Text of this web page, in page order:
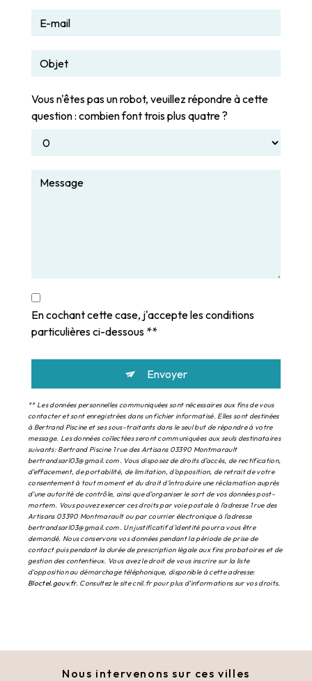
Vous n'êtes pas un robot, veuillez répondre à cette
question : combien font trois plus quatre ?
En cochant cette case, j'accepte les conditions
particulières ci-dessous **
Envoyer
** Les données personnelles communiquées sont nécessaires aux fins de vous
contacter et sont enregistrées dans un fichier informatisé. Elles sont destinées
à Bertrand Piscine et ses sous-traitants dans le seul but de répondre à votre
message. Les données collectées seront communiquées aux seuls destinataires
suivants: Bertrand Piscine 1 rue des Artisans 03390 Montmarault
bertrandsarl03@gmail.com. Vous disposez de droits d’accès, de rectification,
d’effacement, de portabilité, de limitation, d’opposition, de retrait de votre
consentement à tout moment et du droit d’introduire une réclamation auprès
d’une autorité de contrôle, ainsi que d’organiser le sort de vos données post-
mortem. Vous pouvez exercer ces droits par voie postale à l'adresse 1 rue des
Artisans 03390 Montmarault ou par courrier électronique à l'adresse
bertrandsarl03@gmail.com. Un justificatif d'identité pourra vous être
demandé. Nous conservons vos données pendant la période de prise de
contact puis pendant la durée de prescription légale aux fins probatoires et de
gestion des contentieux. Vous avez le droit de vous inscrire sur la liste
d'opposition au démarchage téléphonique, disponible à cette adresse:
Bloctel.gouv.fr. Consultez le site cnil.fr pour plus d’informations sur vos droits.
Nous intervenons sur ces villes